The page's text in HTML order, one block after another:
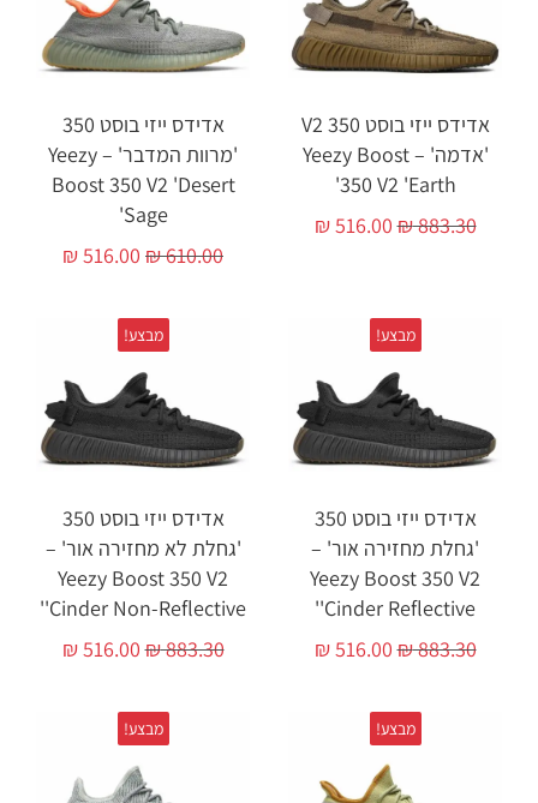
אדידס ייזי בוסט 350 V2
'אדמה' – Yeezy Boost
350 V2 'Earth'
₪883.30
₪516.00
אדידס ייזי בוסט 350
'מרוות המדבר' – Yeezy
Boost 350 V2 'Desert
Sage'
₪610.00
₪516.00
מבצע!
אדידס ייזי בוסט 350
'גחלת מחזירה אור' –
Yeezy Boost 350 V2
'Cinder Reflective'
₪883.30
₪516.00
מבצע!
אדידס ייזי בוסט 350
'גחלת לא מחזירה אור' –
Yeezy Boost 350 V2
'Cinder Non-Reflective'
₪883.30
₪516.00
מבצע! מבצע!